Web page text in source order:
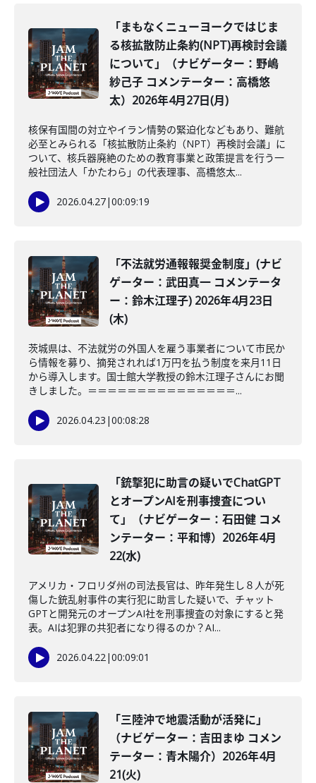
「まもなくニューヨークではじま
る核拡散防止条約(NPT)再検討会議
について」（ナビゲーター：野嶋
紗己子 コメンテーター：高橋悠
太）2026年4月27日(月)
核保有国間の対立やイラン情勢の緊迫化などもあり、難航
必至とみられる「核拡散防止条約（NPT）再検討会議」に
ついて、核兵器廃絶のための教育事業と政策提言を行う一
般社団法人「かたわら」の代表理事、高橋悠太...
2026.04.27|00:09:19
「不法就労通報報奨金制度」(ナビ
ゲーター：武田真一 コメンテータ
ー：鈴木江理子) 2026年4月23日
(木)
茨城県は、不法就労の外国人を雇う事業者について市民か
ら情報を募り、摘発されれば1万円を払う制度を来月11日
から導入します。国士館大学教授の鈴木江理子さんにお聞
きしました。＝＝＝＝＝＝＝＝＝＝＝＝＝＝＝...
2026.04.23 |00:08:28
「銃撃犯に助言の疑いでChatGPT
とオープンAIを刑事捜査につい
て」（ナビゲーター：石田健 コメ
ンテーター：平和博）2026年4月
22(水)
アメリカ・フロリダ州の司法長官は、昨年発生し８人が死
傷した銃乱射事件の実行犯に助言した疑いで、チャット
GPTと開発元のオープンAI社を刑事捜査の対象にすると発
表。AIは犯罪の共犯者になり得るのか？AI...
2026.04.22|00:09:01
「三陸沖で地震活動が活発に」
（ナビゲーター：吉田まゆ コメン
テーター：青木陽介）2026年4月
21(火)